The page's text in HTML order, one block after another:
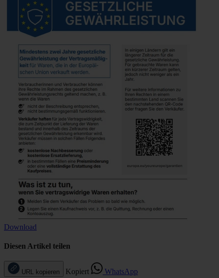
Download
Diesen Artikel teilen
URL kopieren Kopiert WhatsApp